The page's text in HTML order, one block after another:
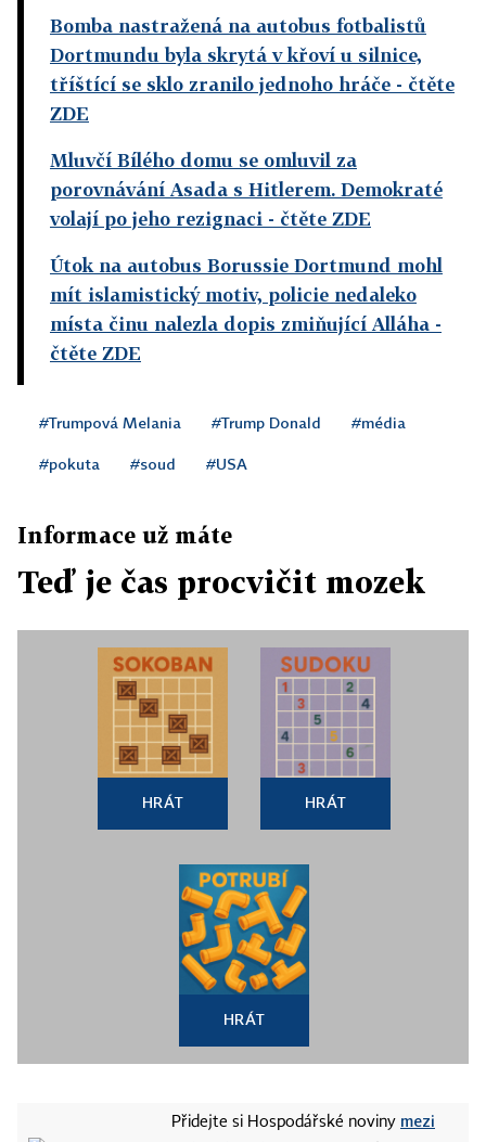
Bomba nastražená na autobus fotbalistů
Dortmundu byla skrytá v křoví u silnice,
tříštící se sklo zranilo jednoho hráče - čtěte
ZDE
Mluvčí Bílého domu se omluvil za
porovnávání Asada s Hitlerem. Demokraté
volají po jeho rezignaci - čtěte ZDE
Útok na autobus Borussie Dortmund mohl
mít islamistický motiv, policie nedaleko
místa činu nalezla dopis zmiňující Alláha -
čtěte ZDE
#Trumpová Melania #Trump Donald #média
#pokuta #soud #USA
Informace už máte
Teď je čas procvičit mozek
HRÁT HRÁT
HRÁT
Přidejte si Hospodářské noviny mezi